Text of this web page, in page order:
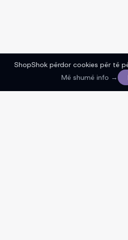
ShopShok përdor cookies për të
Më shumë info →